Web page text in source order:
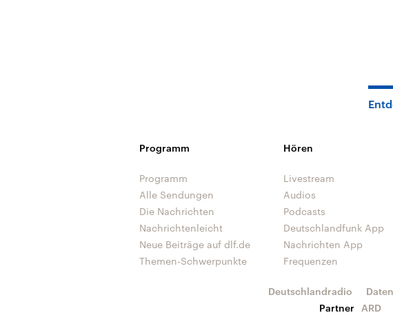
Programm
Programm
Alle Sendungen
Die Nachrichten
Nachrichtenleicht
Neue Beiträge auf dlf.de
Themen-Schwerpunkte
Hören
Livestream
Audios
Podcasts
Deutschlandfunk App
Nachrichten App
Frequenzen
Deutschlandradio
Partner
ARD